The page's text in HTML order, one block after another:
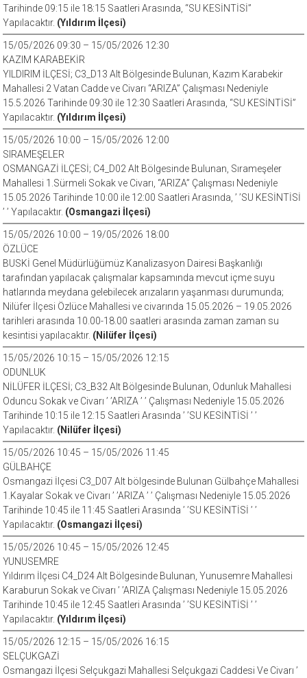
Tarihinde 09:15 ile 18:15 Saatleri Arasında, “SU KESİNTİSİ”
Yapılacaktır. (Yıldırım İlçesi)
15/05/2026 09:30 – 15/05/2026 12:30
KAZIM KARABEKİR
YILDIRIM İLÇESİ; C3_D13 Alt Bölgesinde Bulunan, Kazım Karabekir
Mahallesi 2 Vatan Cadde ve Civarı “ARIZA” Çalışması Nedeniyle
15.5.2026 Tarihinde 09:30 ile 12:30 Saatleri Arasında, “SU KESİNTİSİ”
Yapılacaktır. (Yıldırım İlçesi)
15/05/2026 10:00 – 15/05/2026 12:00
SIRAMEŞELER
OSMANGAZİ İLÇESİ; C4_D02 Alt Bölgesinde Bulunan, Sırameşeler
Mahallesi 1.Sürmeli Sokak ve Civarı, “ARIZA” Çalışması Nedeniyle
15.05.2026 Tarihinde 10:00 ile 12:00 Saatleri Arasında, ’ ’SU KESİNTİSİ
’ ’ Yapılacaktır. (Osmangazi İlçesi)
15/05/2026 10:00 – 19/05/2026 18:00
ÖZLÜCE
BUSKİ Genel Müdürlüğümüz Kanalizasyon Dairesi Başkanlığı
tarafından yapılacak çalışmalar kapsamında mevcut içme suyu
hatlarında meydana gelebilecek arızaların yaşanması durumunda;
Nilüfer İlçesi Özlüce Mahallesi ve civarında 15.05.2026 – 19.05.2026
tarihleri arasında 10.00-18.00 saatleri arasında zaman zaman su
kesintisi yapılacaktır. (Nilüfer İlçesi)
15/05/2026 10:15 – 15/05/2026 12:15
ODUNLUK
NİLÜFER İLÇESİ; C3_B32 Alt Bölgesinde Bulunan, Odunluk Mahallesi
Oduncu Sokak ve Civarı ’ ’ARIZA ’ ’ Çalışması Nedeniyle 15.05.2026
Tarihinde 10:15 ile 12:15 Saatleri Arasında ’ ’SU KESİNTİSİ ’ ’
Yapılacaktır. (Nilüfer İlçesi)
15/05/2026 10:45 – 15/05/2026 11:45
GÜLBAHÇE
Osmangazi İlçesi C3_D07 Alt bölgesinde Bulunan Gülbahçe Mahallesi
1.Kayalar Sokak ve Civarı ’ ’ARIZA ’ ’ Çalışması Nedeniyle 15.05.2026
Tarihinde 10:45 ile 11:45 Saatleri Arasında ’ ’SU KESİNTİSİ ’ ’
Yapılacaktır. (Osmangazi İlçesi)
15/05/2026 10:45 – 15/05/2026 12:45
YUNUSEMRE
Yıldırım İlçesi C4_D24 Alt Bölgesinde Bulunan, Yunusemre Mahallesi
Karaburun Sokak ve Civarı ’ ’ARIZA Çalışması Nedeniyle 15.05.2026
Tarihinde 10:45 ile 12:45 Saatleri Arasında ’ ’SU KESİNTİSİ ’ ’
Yapılacaktır. (Yıldırım İlçesi)
15/05/2026 12:15 – 15/05/2026 16:15
SELÇUKGAZİ
Osmangazi İlçesi Selçukgazi Mahallesi Selçukgazi Caddesi Ve Civarı ’